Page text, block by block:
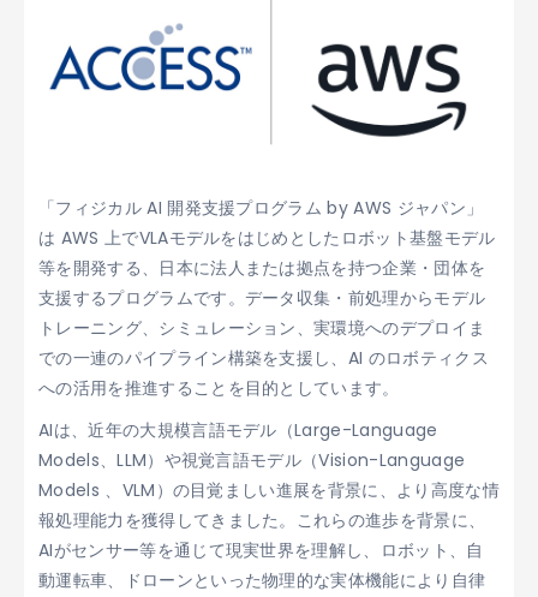
「フィジカル AI 開発支援プログラム by AWS ジャパン」
は AWS 上でVLAモデルをはじめとしたロボット基盤モデル
等を開発する、日本に法人または拠点を持つ企業・団体を
支援するプログラムです。データ収集・前処理からモデル
トレーニング、シミュレーション、実環境へのデプロイま
での一連のパイプライン構築を支援し、AI のロボティクス
への活用を推進することを目的としています。
AIは、近年の大規模言語モデル（Large-Language
Models、LLM）や視覚言語モデル（Vision-Language
Models 、VLM）の目覚ましい進展を背景に、より高度な情
報処理能力を獲得してきました。これらの進歩を背景に、
AIがセンサー等を通じて現実世界を理解し、ロボット、自
動運転車、ドローンといった物理的な実体機能により自律